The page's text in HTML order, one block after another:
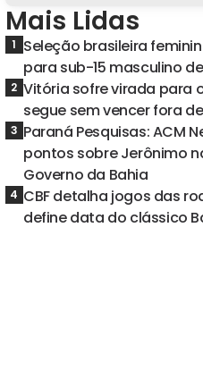
Mais Lidas
1 Seleção brasileira
para sub-15 masculino
2 Vitória sofre virada para
segue sem vencer fora
3 Paraná Pesquisas: ACM
pontos sobre Jerônimo
Governo da Bahia
4 CBF detalha jogos das
define data do clássico